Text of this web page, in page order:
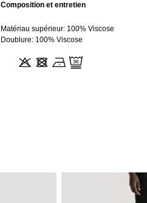
Composition et entretien
Matériau supérieur: 100% Viscose
Doublure: 100% Viscose